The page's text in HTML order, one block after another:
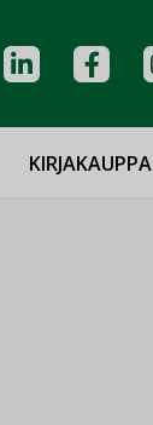
KIRJAKAUPPA